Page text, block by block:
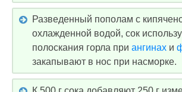
Разведенный пополам с
охлажденной водой, сок
полоскания горла при ангинах и
закапывают в нос при насморке.